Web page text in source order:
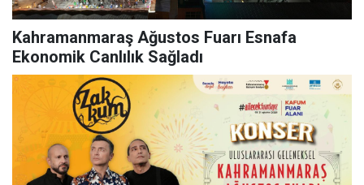
Kahramanmaraş Ağustos Fuarı Esnafa
Ekonomik Canlılık Sağladı